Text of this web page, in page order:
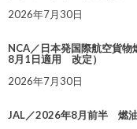
2026年7月30日
NCA／日本発国際航空貨
8月1日適用 改定）
2026年7月30日
JAL／2026年8月前半 燃